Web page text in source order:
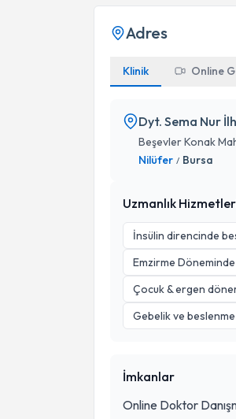
Adres
Klinik Online
Dyt. Sema Nur
Beşevler Konak
Nilüfer / Bursa
Uzmanlık
İnsülin direncinde
Emzirme
Çocuk & ergen
Gebelik ve beslenme
İmkanlar
Online Doktor